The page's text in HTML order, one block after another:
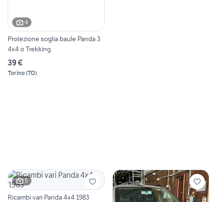
4
Protezione soglia baule Panda 3
4x4 o Trekking
39 €
Torino(TO)
5
Ricambi vari Panda 4x4 1983